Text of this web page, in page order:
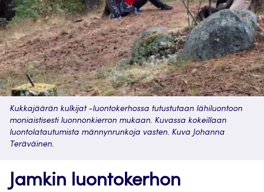
Kukkajäärän kulkijat -luontokerhossa tutustutaan lähiluontoon
moniaistisesti luonnonkierron mukaan. Kuvassa kokeillaan
luontolatautumista männynrunkoja vasten. Kuva Johanna
Teräväinen.
Jamkin luontokerhon